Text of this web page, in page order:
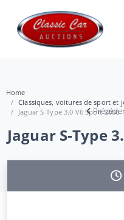
Home
Classiques, voitures de sport et
Jaguar S-Type 3.0 V6 Sport 2006
Jaguar S-Type